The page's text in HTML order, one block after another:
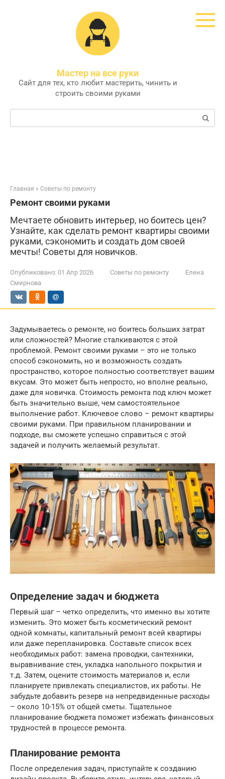
Мастер на все руки
Сайт для тех, кто любит мастерить, чинить и
строить своими руками
Поиск:
Главная » Советы по ремонту
Ремонт своими руками
Мечтаете обновить интерьер, но боитесь цен?
Узнайте, как сделать ремонт квартиры своими
руками, сэкономить и создать дом своей
мечты! Советы для новичков.
Опубликовано: 01 Апр 2026 Советы по ремонту
Елена
Смирнова
Задумываетесь о ремонте, но боитесь больших затрат
или сложностей? Многие сталкиваются с этой
проблемой. Ремонт своими руками – это не только
способ сэкономить, но и возможность создать
пространство, которое полностью соответствует вашим
вкусам. Это может быть непросто, но вполне реально,
даже для новичка. Стоимость ремонта под ключ может
быть значительно выше, чем самостоятельное
выполнение работ. Ключевое слово – ремонт квартиры
своими руками. При правильном планировании и
подходе, вы сможете успешно справиться с этой
задачей и получить желаемый результат.
Определение задач и бюджета
Первый шаг – четко определить, что именно вы хотите
изменить. Это может быть косметический ремонт
одной комнаты, капитальный ремонт всей квартиры
или даже перепланировка. Составьте список всех
необходимых работ: замена проводки, сантехники,
выравнивание стен, укладка напольного покрытия и
т.д. Затем, оцените стоимость материалов и, если
планируете привлекать специалистов, их работы. Не
забудьте добавить резерв на непредвиденные расходы
– около 10-15% от общей сметы. Тщательное
планирование бюджета поможет избежать финансовых
трудностей в процессе ремонта.
Планирование ремонта
После определения задач, приступайте к созданию